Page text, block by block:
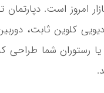
امروز است.
کلوین ثابت،
رستوران شما طراحی